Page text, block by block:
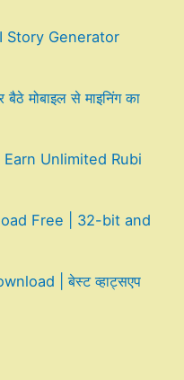
Story Generator
मोबाइल से माइनिंग का
Unlimited Rubi
Free | 32-bit and
| बेस्ट व्हाट्सएप